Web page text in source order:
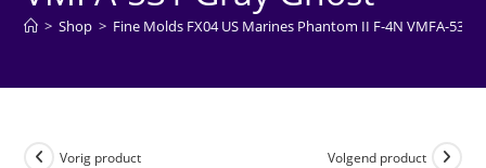
> Shop > Fine Molds FX04 US Marines Phantom II F-4N VMFA-531
Vorig product Volgend product